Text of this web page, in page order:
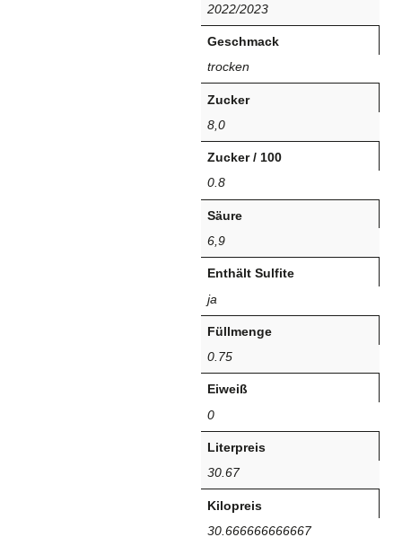
2022/2023
Geschmack
trocken
Zucker
8,0
Zucker / 100
0.8
Säure
6,9
Enthält Sulfite
ja
Füllmenge
0.75
Eiweiß
0
Literpreis
30.67
Kilopreis
30.666666666667